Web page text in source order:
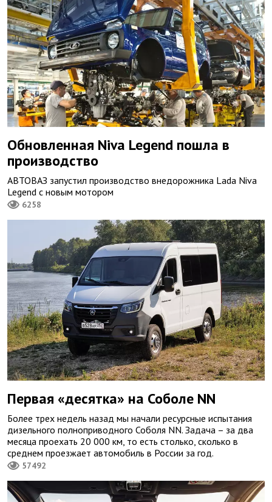
Обновленная Niva Legend пошла в
производство
АВТОВАЗ запустил производство внедорожника Lada Niva
Legend с новым мотором
6258
Первая «десятка» на Соболе NN
Более трех недель назад мы начали ресурсные испытания
дизельного полноприводного Соболя NN. Задача – за два
месяца проехать 20 000 км, то есть столько, сколько в
среднем проезжает автомобиль в России за год.
57492